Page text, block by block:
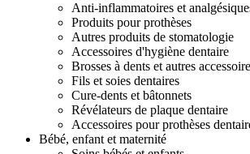
Anti-inflammatoires et
Produits pour prothèses
Autres produits de stomatologie
Accessoires d'hygiène dentaire
Brosses à dents et autres
Fils et soies dentaires
Cure-dents et bâtonnets
Révélateurs de plaque dentaire
Accessoires pour prothèses
Bébé, enfant et maternité